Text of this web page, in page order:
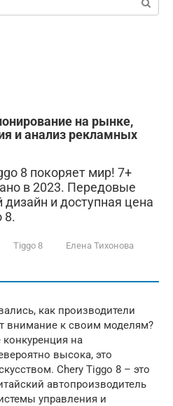
на рынке,
и анализ рекламных
8 покоряет мир! 7+
в 2023. Передовые
дизайн и доступная цена
8.
Tiggo 8 Елена Тихонова
как производители
внимание к своим моделям?
на
высока, это
Chery Tiggo 8 – это
автопроизводитель
управления и